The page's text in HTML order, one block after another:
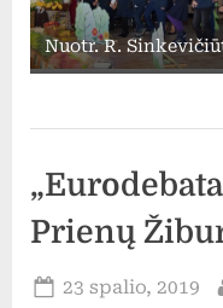
Nuotr. R.
Prienų
Posted
23 spalio, 2019